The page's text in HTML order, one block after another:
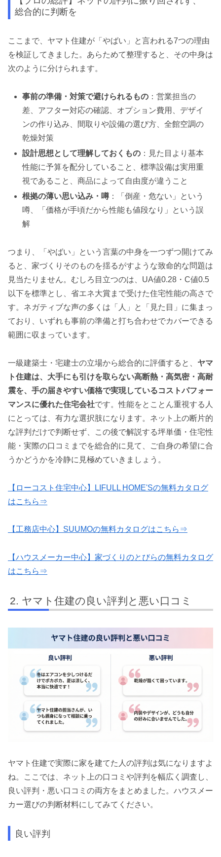
総合的に判断を
ここまで、ヤマト住建が「やばい」と言われる7つの理由
を検証してきました。あらためて整理すると、その中身は
次のように分けられます。
事前の準備・対策で避けられるもの ：営業担当の
差、アフター対応の確認、オプション費用、デザイ
ンの作り込み、間取りや設備の選び方、全館空調の
乾燥対策
設計思想として理解しておくもの ：見た目より基本
性能に予算を配分していること、標準設備は実用重
視であること、商品によって自由度が違うこと
根拠の薄い思い込み・噂：「倒産・危ない」という
噂、「価格が手頃だから性能も値段なり」という誤
解
つまり、「やばい」という言葉の中身を一つずつ開けてみ
ると、家づくりそのものを揺るがすような致命的な問題は
見当たりません。むしろ目立つのは、UA値0.28・C値0.5
以下を標準とし、省エネ大賞まで受けた住宅性能の高さで
す。ネガティブな声の多くは「人」と「見た目」に集まっ
ており、いずれも事前の準備と打ち合わせでカバーできる
範囲に収まっています。
一級建築士・宅建士の立場から総合的に評価すると、 ヤマ
ト住建は、大手にも引けを取らない高断熱・高気密・高耐
震を、手の届きやすい価格で実現しているコストパフォー
マンスに優れた住宅会社です。性能をとことん重視する人
にとっては、有力な選択肢になります。ネット上の断片的
な評判だけで判断せず、この後で解説する坪単価・住宅性
能・実際の口コミまでを総合的に見て、ご自身の希望に合
うかどうかを冷静に見極めていきましょう。
【ローコスト住宅中心】LIFULL HOME'Sの無料カタログ
はこちら⇒
【工務店中心】SUUMOの無料カタログはこちら⇒
【ハウスメーカー中心】家づくりのとびらの無料カタログ
はこちら⇒
ヤマト住建の良い評判と悪い口コミ
ヤマト住建で実際に家を建てた人の評判は気になりますよ
ね。ここでは、ネット上の口コミや評判を幅広く調査し、
良い評判・悪い口コミの両方をまとめました。ハウスメー
カー選びの判断材料にしてみてください。
良い評判